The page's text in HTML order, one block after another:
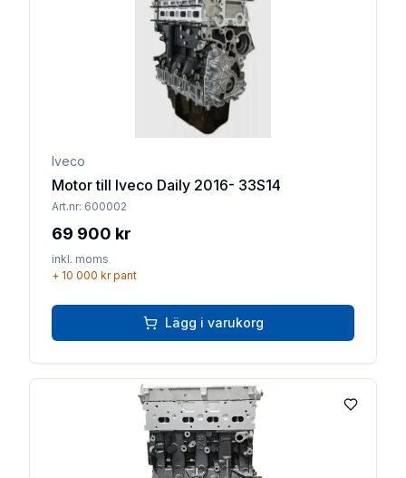
Iveco
Motor till Iveco Daily 2016- 33S14
Art.nr: 600002
69 900 kr
inkl. moms
+ 10 000 krpant
Lägg i varukorg
Lägg till